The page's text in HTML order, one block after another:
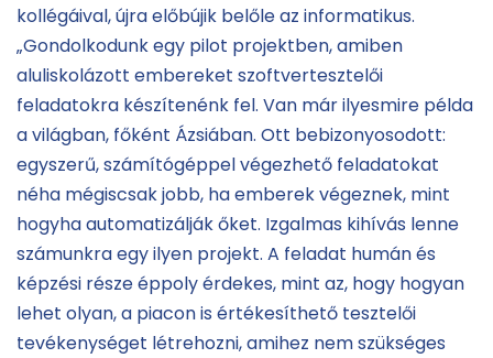
kollégáival, újra előbújik belőle az informatikus.
„Gondolkodunk egy pilot projektben, amiben
aluliskolázott embereket szoftvertesztelői
feladatokra készítenénk fel. Van már ilyesmire példa
a világban, főként Ázsiában. Ott bebizonyosodott:
egyszerű, számítógéppel végezhető feladatokat
néha mégiscsak jobb, ha emberek végeznek, mint
hogyha automatizálják őket. Izgalmas kihívás lenne
számunkra egy ilyen projekt. A feladat humán és
képzési része éppoly érdekes, mint az, hogy hogyan
lehet olyan, a piacon is értékesíthető tesztelői
tevékenységet létrehozni, amihez nem szükséges